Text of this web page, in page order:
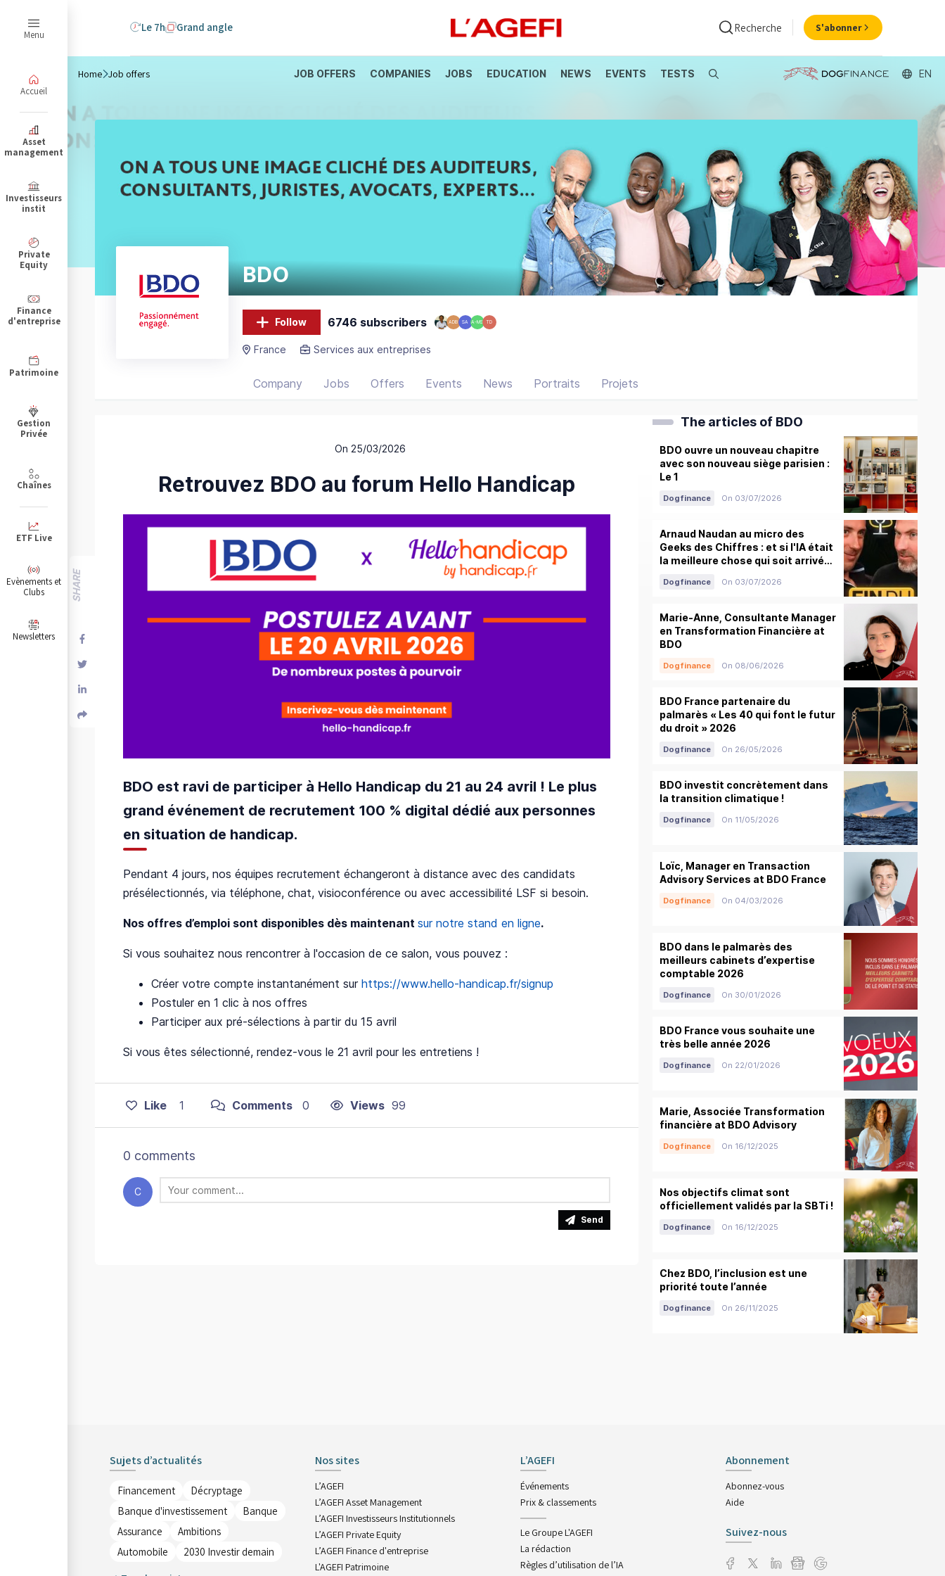
Home Job offers JOB OFFERS COMPANIES JOBS EDUCATION NEWS EVENTS TESTS Search EN
BDO
Follow 6746 subscribers ADB SA A-MS TD
France Services aux entreprises
Company Jobs Offers Events News Portraits Projets
SHARE
On 25/03/2026
Retrouvez BDO au forum Hello Handicap
BDO est ravi de participer à Hello Handicap du 21 au 24 avril ! Le plus
grand événement de recrutement 100 % digital dédié aux personnes
en situation de handicap.
Pendant 4 jours, nos équipes recrutement échangeront à distance avec des candidats
présélectionnés, via téléphone, chat, visioconférence ou avec accessibilité LSF si besoin.
Nos offres d’emploi sont disponibles dès maintenant sur notre stand en ligne.
Si vous souhaitez nous rencontrer à l'occasion de ce salon, vous pouvez :
Créer votre compte instantanément sur https://www.hello-handicap.fr/signup
Postuler en 1 clic à nos offres
Participer aux pré-sélections à partir du 15 avril
Si vous êtes sélectionné, rendez-vous le 21 avril pour les entretiens !
Like 1 Comments 0 Views 99
0 comments
C
Send
The articles of BDO
BDO ouvre un nouveau chapitre
avec son nouveau siège parisien :
Le 1
Dogfinance On 03/07/2026
Arnaud Naudan au micro des
Geeks des Chiffres : et si l'IA était
la meilleure chose qui soit arrivée
Dogfinance On 03/07/2026
Marie-Anne, Consultante Manager
en Transformation Financière at
BDO
Dogfinance On 08/06/2026
BDO France partenaire du
palmarès « Les 40 qui font le futur
du droit » 2026
Dogfinance On 26/05/2026
BDO investit concrètement dans
la transition climatique !
Dogfinance On 11/05/2026
Loïc, Manager en Transaction
Advisory Services at BDO France
Dogfinance On 04/03/2026
BDO dans le palmarès des
meilleurs cabinets d’expertise
comptable 2026
Dogfinance On 30/01/2026
BDO France vous souhaite une
très belle année 2026
Dogfinance On 22/01/2026
Marie, Associée Transformation
financière at BDO Advisory
Dogfinance On 16/12/2025
Nos objectifs climat sont
officiellement validés par la SBTi !
Dogfinance On 16/12/2025
Chez BDO, l’inclusion est une
priorité toute l’année
Dogfinance On 26/11/2025
Sujets d’actualités
Financement
Décryptage
Banque d'investissement
Banque
Assurance
Ambitions
Automobile
2030 Investir demain
Nos sites
L’AGEFI
L’AGEFI Asset Management
L’AGEFI Investisseurs Institutionnels
L’AGEFI Private Equity
L’AGEFI Finance d'entreprise
L'AGEFI Patrimoine
L’AGEFI
Événements
Prix & classements
Le Groupe L'AGEFI
La rédaction
Règles d’utilisation de l’IA
Abonnement
Abonnez-vous
Aide
Suivez-nous
Accueil
Asset
management
Investisseurs
instit
Private
Equity
Finance
d'entreprise
Patrimoine
Gestion
Privée
Chaînes
Menu
ETF Live
Evènements et
Clubs
Newsletters
Le 7h Grand angle Recherche S'abonner